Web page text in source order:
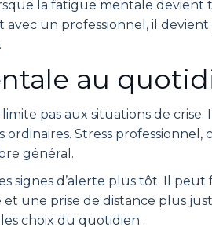
la fatigue mentale
un professionnel, il
au
pas aux situations de
Stress
général.
signes d’alerte plus tôt. Il
une prise de distance plus
choix du quotidien.